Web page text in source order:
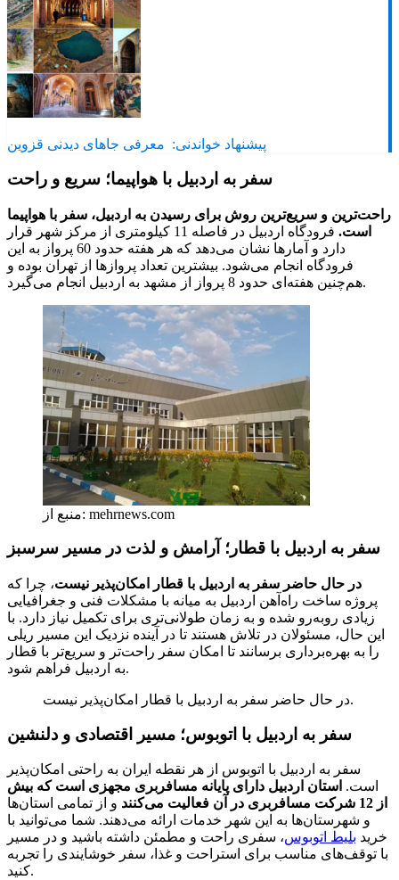
پیشنهاد خواندنی: معرفی جاهای دیدنی قزوین
سفر به اردبیل با هواپیما؛ سریع و راحت
راحت‌ترین و سریع‌ترین روش برای رسیدن به اردبیل، سفر با هواپیما
است.
فرودگاه اردبیل در فاصله 11 کیلومتری از مرکز شهر قرار
دارد و آمارها نشان می‌دهد که هر هفته حدود 60 پرواز به این
فرودگاه انجام می‌شود. بیشترین تعداد پروازها از تهران بوده و
هم‌چنین هفته‌ای حدود 8 پرواز از مشهد به اردبیل انجام می‌گیرد.
منبع از: mehrnews.com
سفر به اردبیل با قطار؛ آرامش و لذت در مسیر سرسبز
در حال حاضر سفر به اردبیل با قطار امکان‌پذیر نیست، چرا که
پروژه ساخت راه‌آهن اردبیل به میانه با مشکلات فنی و جغرافیایی
زیادی روبه‌رو شده و به زمان طولانی‌تری برای تکمیل نیاز دارد. با
این حال، مسئولان در تلاش هستند تا در آینده نزدیک این مسیر ریلی
را به بهره‌برداری برسانند تا امکان سفر راحت‌تر و سریع‌تر با قطار
به اردبیل فراهم شود.
در حال حاضر سفر به اردبیل با قطار امکان‌پذیر نیست.
سفر به اردبیل با اتوبوس؛ مسیر اقتصادی و دلنشین
سفر به اردبیل با اتوبوس از هر نقطه ایران به راحتی امکان‌پذیر
است. استان اردبیل دارای پایانه مسافربری مجهزی است که بیش
از 12 شرکت مسافربری در آن فعالیت می‌کنند
و از تمامی استان‌ها
و شهرستان‌ها به این شهر خدمات ارائه می‌دهند. شما می‌توانید با
خرید بلیط اتوبوس، سفری راحت و مطمئن داشته باشید و در مسیر
با توقف‌های مناسب برای استراحت و غذا، سفر خوشایندی را تجربه
کنید.